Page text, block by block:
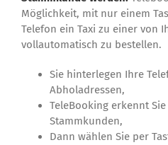
Möglichkeit, mit nur einem
Telefon ein Taxi zu einer von
vollautomatisch zu bestellen.
Sie hinterlegen Ihre
Abholadressen,
TeleBooking erkennt
Stammkunden,
Dann wählen Sie per